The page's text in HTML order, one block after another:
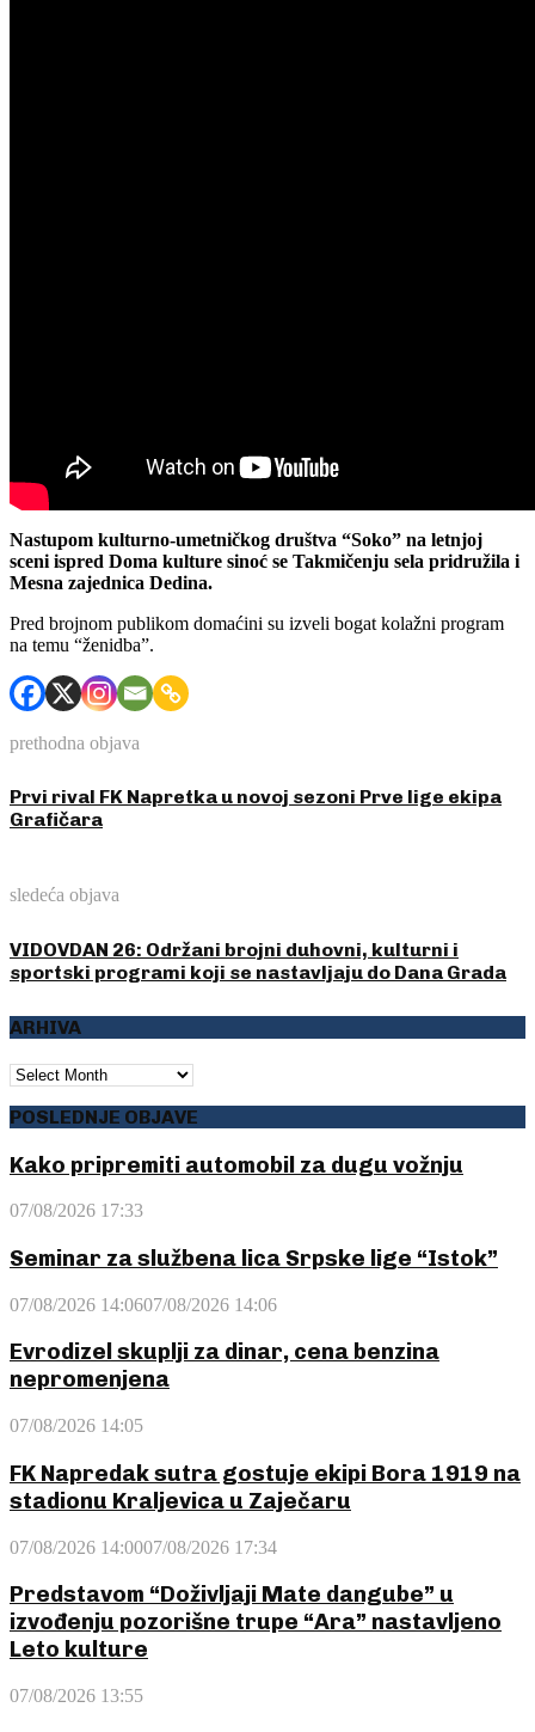
Nastupom kulturno-umetničkog društva “Soko” na letnjoj
sceni ispred Doma kulture sinoć se Takmičenju sela pridružila i
Mesna zajednica Dedina.
Pred brojnom publikom domaćini su izveli bogat kolažni program
na temu “ženidba”.
prethodna objava
Prvi rival FK Napretka u novoj sezoni Prve lige ekipa
Grafičara
sledeća objava
VIDOVDAN 26: Održani brojni duhovni, kulturni i
sportski programi koji se nastavljaju do Dana Grada
ARHIVA
ARHIVA
POSLEDNJE OBJAVE
Kako pripremiti automobil za dugu vožnju
07/08/2026 17:33
Seminar za službena lica Srpske lige “Istok”
07/08/2026 14:0607/08/2026 14:06
Evrodizel skuplji za dinar, cena benzina
nepromenjena
07/08/2026 14:05
FK Napredak sutra gostuje ekipi Bora 1919 na
stadionu Kraljevica u Zaječaru
07/08/2026 14:0007/08/2026 17:34
Predstavom “Doživljaji Mate dangube” u
izvođenju pozorišne trupe “Ara” nastavljeno
Leto kulture
07/08/2026 13:55